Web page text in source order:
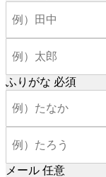
ふりがな 必須
メール 任意